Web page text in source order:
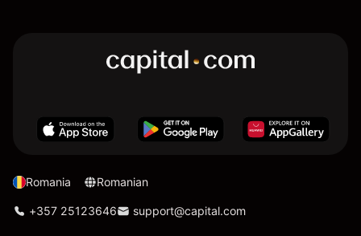
Romania Romanian
+357 25123646 support@capital.com